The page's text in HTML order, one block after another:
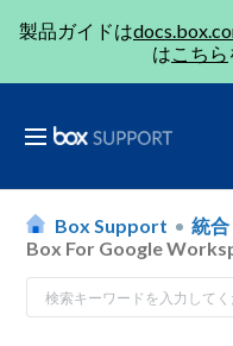
製品ガイドは
はこちら
Box Support
統合
Box For Google